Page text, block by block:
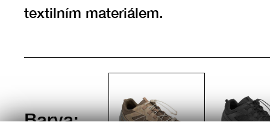
textilním materiálem.
Barva: